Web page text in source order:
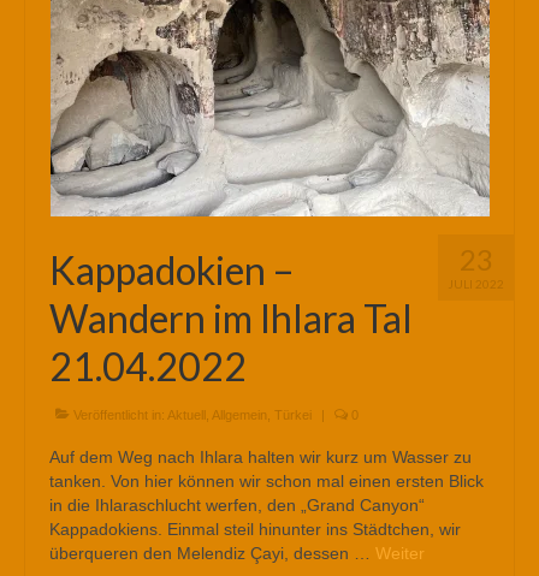
23
JULI 2022
Kappadokien –
Wandern im Ihlara Tal
21.04.2022
Veröffentlicht in: Aktuell Allgemein Türkei | 0
Auf dem Weg nach Ihlara halten wir kurz um Wasser zu
tanken. Von hier können wir schon mal einen ersten Blick
in die Ihlaraschlucht werfen, den „Grand Canyon“
Kappadokiens. Einmal steil hinunter ins Städtchen, wir
überqueren den Melendiz Çayi, dessen … Weiter